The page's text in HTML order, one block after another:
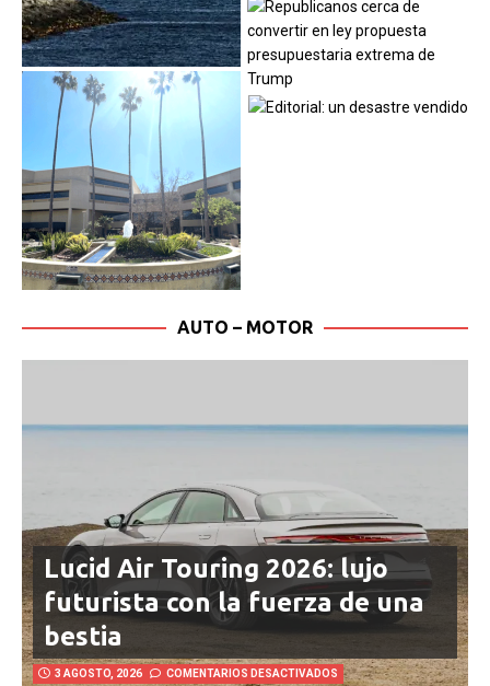
AUTO – MOTOR
Lucid Air Touring 2026: lujo
futurista con la fuerza de una
bestia
3 AGOSTO, 2026 COMENTARIOS DESACTIVADOS